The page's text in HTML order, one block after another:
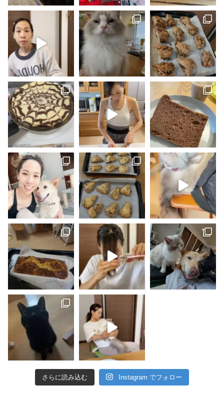
さらに読み込む Instagram でフォロー